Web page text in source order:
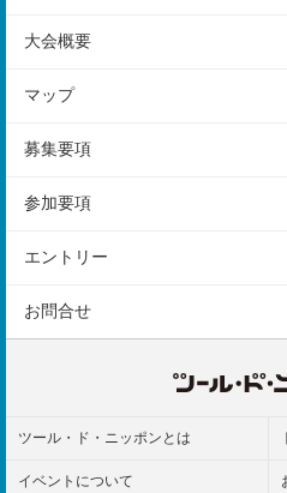
はじめての方へ
イベント
大会概要
大会の特徴
アクセス
駐車場
マップ
コースマップ
募集要項
種目
保険
参加要項
参加前のご案内
エントリー
エントリーの手続き
エントリーの注意事項
お問合せ
ツール・ド・ニッポンとは
イベントについて